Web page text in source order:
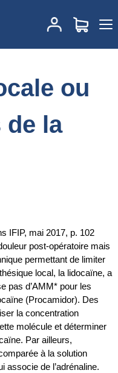
ou générale lors de la
ou
de la
IFIP, mai 2017, p. 102
post-opératoire mais
permettant de limiter
local, la lidocaïne, a
pas d’AMM* pour les
(Procamidor). Des
la concentration
molécule et déterminer
Par ailleurs,
à la solution
associe de l’adrénaline.